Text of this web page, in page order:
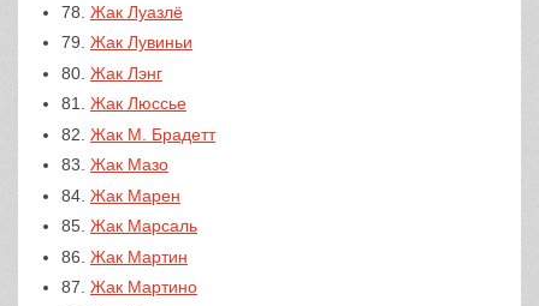
78. Жак Луазлё
79. Жак Лувиньи
80. Жак Лэнг
81. Жак Люссье
82. Жак М. Брадетт
83. Жак Мазо
84. Жак Марен
85. Жак Марсаль
86. Жак Мартин
87. Жак Мартино